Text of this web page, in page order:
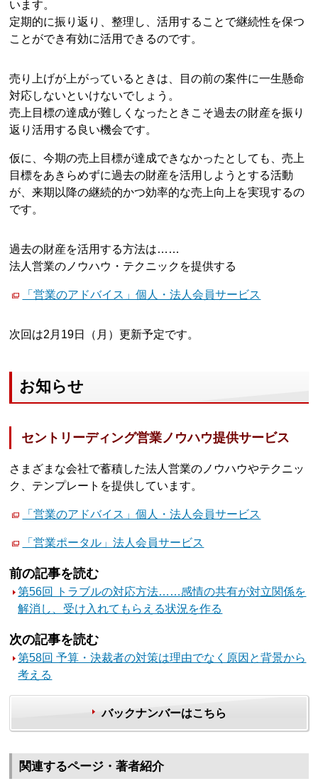
います。
定期的に振り返り、整理し、活用することで継続性を保つ
ことができ有効に活用できるのです。
売り上げが上がっているときは、目の前の案件に一生懸命
対応しないといけないでしょう。
売上目標の達成が難しくなったときこそ過去の財産を振り
返り活用する良い機会です。
仮に、今期の売上目標が達成できなかったとしても、売上
目標をあきらめずに過去の財産を活用しようとする活動
が、来期以降の継続的かつ効率的な売上向上を実現するの
です。
過去の財産を活用する方法は……
法人営業のノウハウ・テクニックを提供する
「営業のアドバイス」個人・法人会員サービス
次回は2月19日（月）更新予定です。
お知らせ
セントリーディング営業ノウハウ提供サービス
さまざまな会社で蓄積した法人営業のノウハウやテクニッ
ク、テンプレートを提供しています。
「営業のアドバイス」個人・法人会員サービス
「営業ポータル」法人会員サービス
前の記事を読む
第56回 トラブルの対応方法……感情の共有が対立関係を
解消し、受け入れてもらえる状況を作る
次の記事を読む
第58回 予算・決裁者の対策は理由でなく原因と背景から
考える
バックナンバーはこちら
関連するページ・著者紹介